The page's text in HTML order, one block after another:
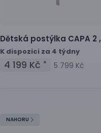
Dětská postýlka CAPA 2 ,
K dispozici za 4 týdny
4 199 Kč * 5 799 Kč
NAHORU